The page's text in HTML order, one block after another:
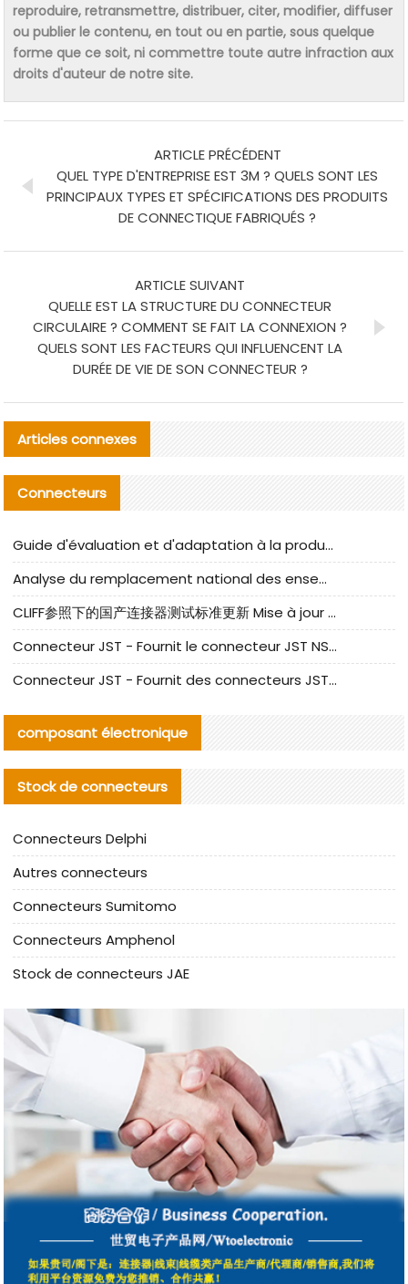
reproduire, retransmettre, distribuer, citer, modifier, diffuser
ou publier le contenu, en tout ou en partie, sous quelque
forme que ce soit, ni commettre toute autre infraction aux
droits d'auteur de notre site.
ARTICLE PRÉCÉDENT
QUEL TYPE D'ENTREPRISE EST 3M ? QUELS SONT LES
PRINCIPAUX TYPES ET SPÉCIFICATIONS DES PRODUITS
DE CONNECTIQUE FABRIQUÉS ?
ARTICLE SUIVANT
QUELLE EST LA STRUCTURE DU CONNECTEUR
CIRCULAIRE ? COMMENT SE FAIT LA CONNEXION ?
QUELS SONT LES FACTEURS QUI INFLUENCENT LA
DURÉE DE VIE DE SON CONNECTEUR ?
Articles connexes
Connecteurs
Guide d'évaluation et d'adaptation à la production des composants de câbles nationaux CNC Tech
Analyse du remplacement national des ensembles de câbles à fréquence élevée I-PEX
CLIFF参照下的国产连接器测试标准更新 Mise à jour des normes de test des connecteurs nationaux sous la référence CLIFF
Connecteur JST - Fournit le connecteur JST NSHR-02V-S original | Équivalent
Connecteur JST - Fournit des connecteurs JST GHR-09V-S authentiques et des produits de remplacement|
composant électronique
Stock de connecteurs
Connecteurs Delphi
Autres connecteurs
Connecteurs Sumitomo
Connecteurs Amphenol
Stock de connecteurs JAE